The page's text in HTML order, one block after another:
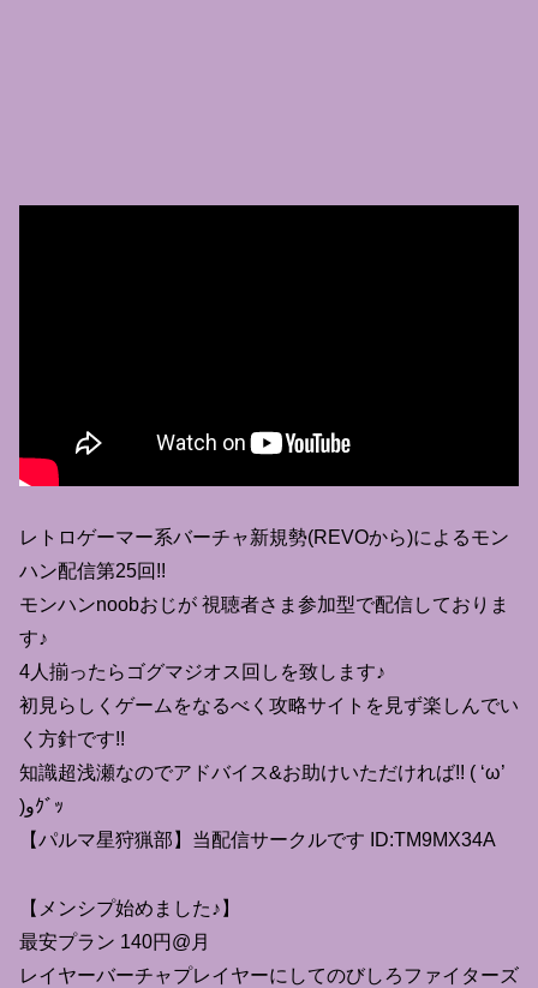
レトロゲーマー系バーチャ新規勢(REVOから)によるモン
ハン配信第25回!!
モンハンnoobおじが 視聴者さま参加型で配信しておりま
す♪
4人揃ったらゴグマジオス回しを致します♪
初見らしくゲームをなるべく攻略サイトを見ず楽しんでい
く方針です!!
知識超浅瀬なのでアドバイス&お助けいただければ!! ( ‘ω’
)وｸﾞｯ
【パルマ星狩猟部】当配信サークルです ID:TM9MX34A
【メンシプ始めました♪】
最安プラン 140円@月
レイヤーバーチャプレイヤーにしてのびしろファイターズ